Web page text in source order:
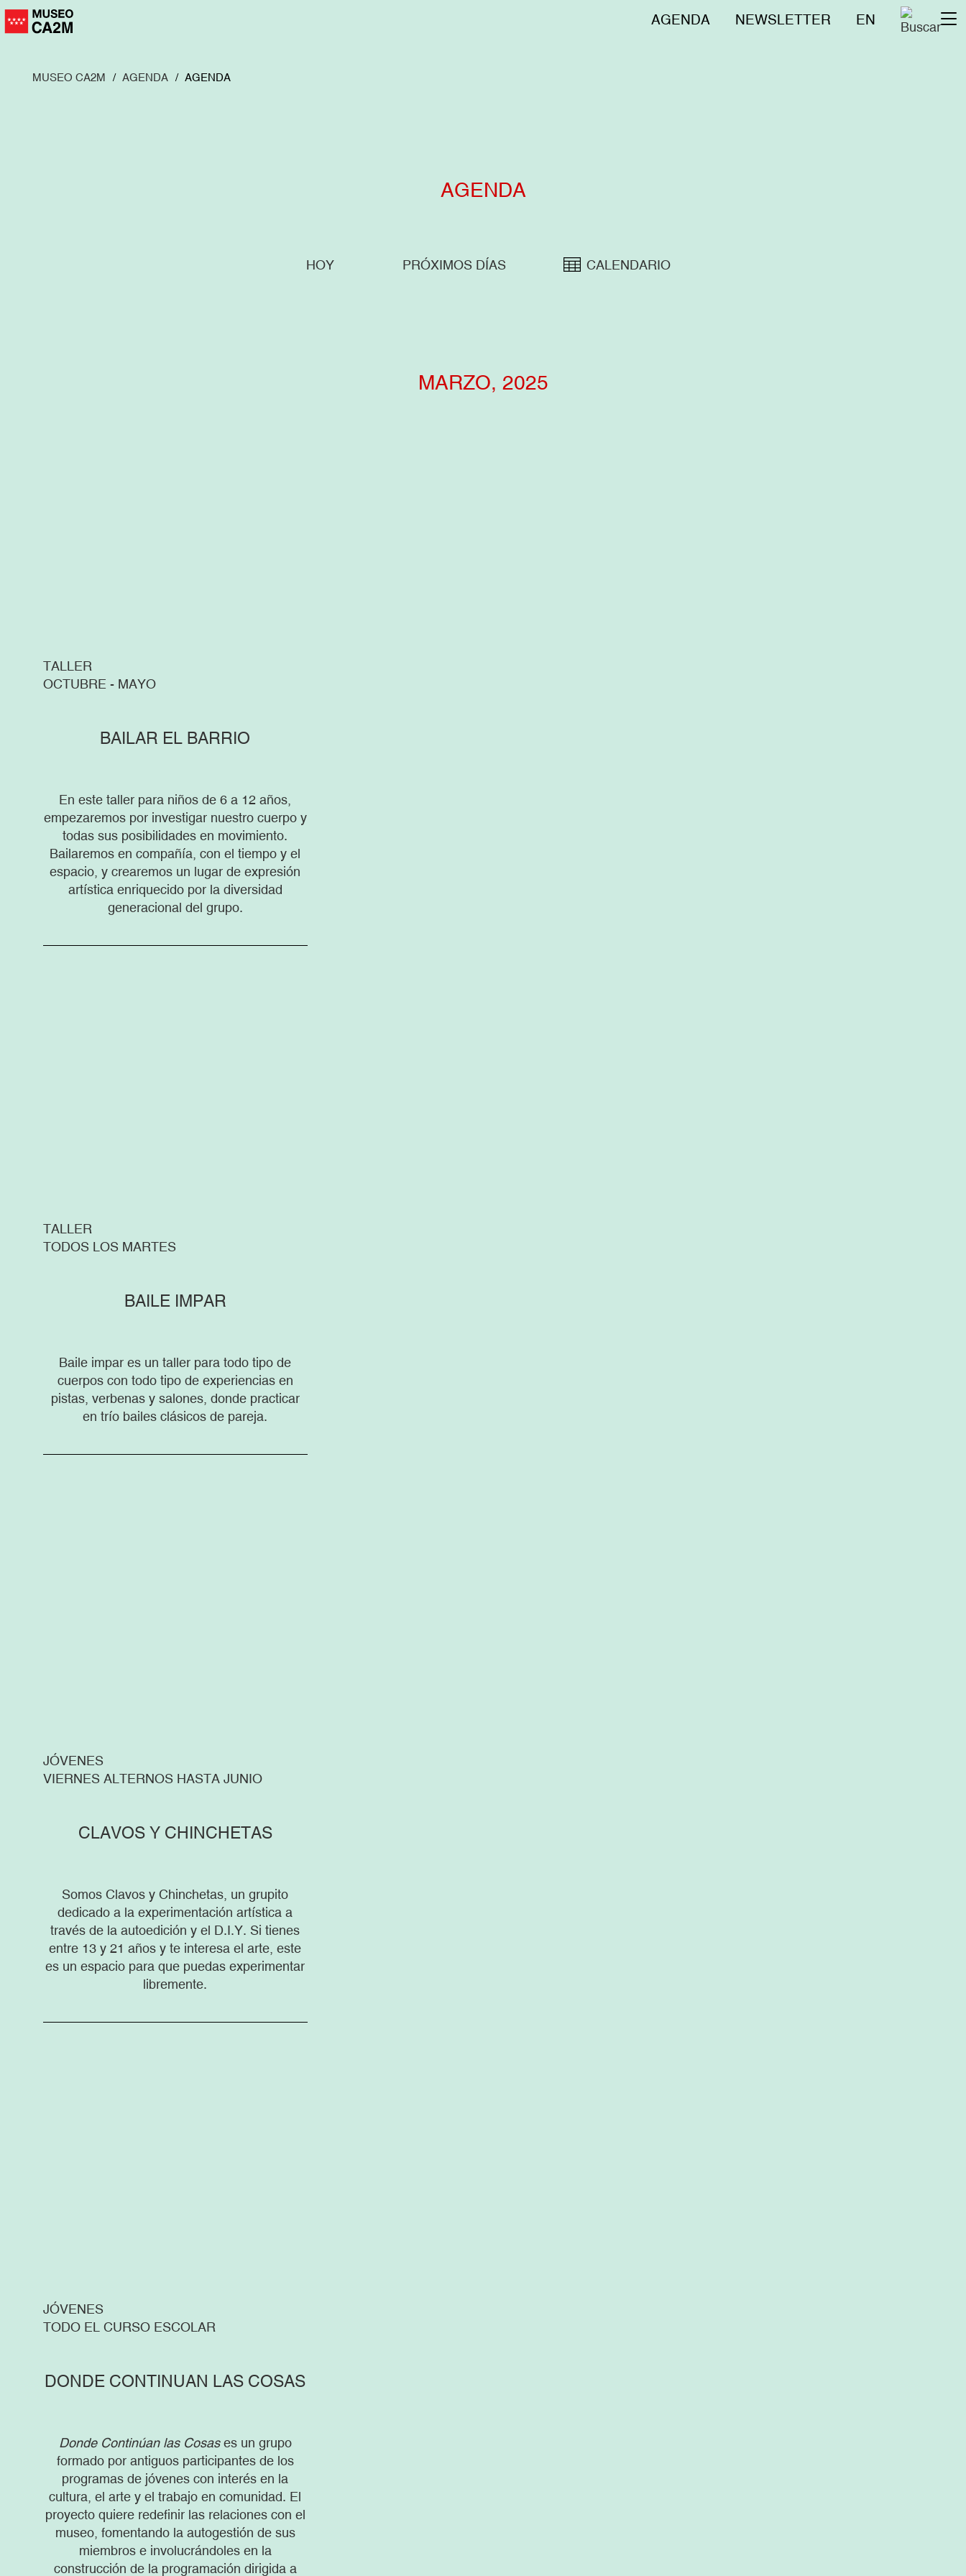
Pasar
Menú
AGENDA NEWSLETTER EN
MUSEO CA2M AGENDA AGENDA
AGENDA
HOY PRÓXIMOS DÍAS CALENDARIO
MARZO, 2025
TALLER
OCTUBRE - MAYO
BAILAR EL BARRIO
En este taller para niños de 6 a 12 años,
empezaremos por investigar nuestro cuerpo y
todas sus posibilidades en movimiento.
Bailaremos en compañía, con el tiempo y el
espacio, y crearemos un lugar de expresión
artística enriquecido por la diversidad
generacional del grupo.
TALLER
TODOS LOS MARTES
BAILE IMPAR
Baile impar es un taller para todo tipo de
cuerpos con todo tipo de experiencias en
pistas, verbenas y salones, donde practicar
en trío bailes clásicos de pareja.
JÓVENES
VIERNES ALTERNOS HASTA JUNIO
CLAVOS Y CHINCHETAS
Somos Clavos y Chinchetas, un grupito
dedicado a la experimentación artística a
través de la autoedición y el D.I.Y. Si tienes
entre 13 y 21 años y te interesa el arte, este
es un espacio para que puedas experimentar
libremente.
JÓVENES
TODO EL CURSO ESCOLAR
DONDE CONTINUAN LAS COSAS
Donde Continúan las Cosases un grupo
formado por antiguos participantes de los
programas de jóvenes con interés en la
cultura, el arte y el trabajo en comunidad. El
proyecto quiere redefinir las relaciones con el
museo, fomentando la autogestión de sus
miembros e involucrándoles en la
construcción de la programación dirigida a